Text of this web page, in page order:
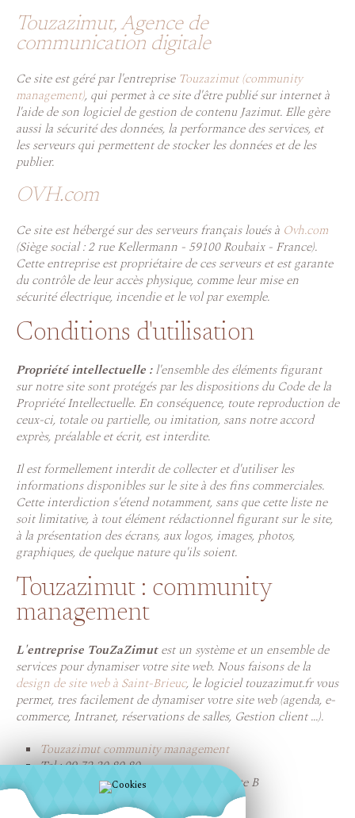
Touzazimut, Agence de
communication digitale
Ce site est géré par l'entreprise Touzazimut (community
management), qui permet à ce site d'être publié sur internet à
l'aide de son logiciel de gestion de contenu Jazimut. Elle gère
aussi la sécurité des données, la performance des services, et
les serveurs qui permettent de stocker les données et de les
publier.
OVH.com
Ce site est hébergé sur des serveurs français loués à Ovh.com
(Siège social : 2 rue Kellermann - 59100 Roubaix - France).
Cette entreprise est propriétaire de ces serveurs et est garante
du contrôle de leur accès physique, comme leur mise en
sécurité électrique, incendie et le vol par exemple.
Conditions d'utilisation
Propriété intellectuelle :l'ensemble des éléments figurant
sur notre site sont protégés par les dispositions du Code de la
Propriété Intellectuelle. En conséquence, toute reproduction de
ceux-ci, totale ou partielle, ou imitation, sans notre accord
exprès, préalable et écrit, est interdite.
Il est formellement interdit de collecter et d'utiliser les
informations disponibles sur le site à des fins commerciales.
Cette interdiction s'étend notamment, sans que cette liste ne
soit limitative, à tout élément rédactionnel figurant sur le site,
à la présentation des écrans, aux logos, images, photos,
graphiques, de quelque nature qu'ils soient.
Touzazimut : community
management
L'entreprise TouZaZimutest un système et un ensemble de
services pour dynamiser votre site web. Nous faisons de la
design de site web à Saint-Brieuc, le logiciel touzazimut.fr vous
permet, tres facilement de dynamiser votre site web (agenda, e-
commerce, Intranet, réservations de salles, Gestion client ...).
Touzazimut community management
Tel : 09 72 30 80 80
16, rue de la morgan, bat. Synergie, porte B
22360 Langueux